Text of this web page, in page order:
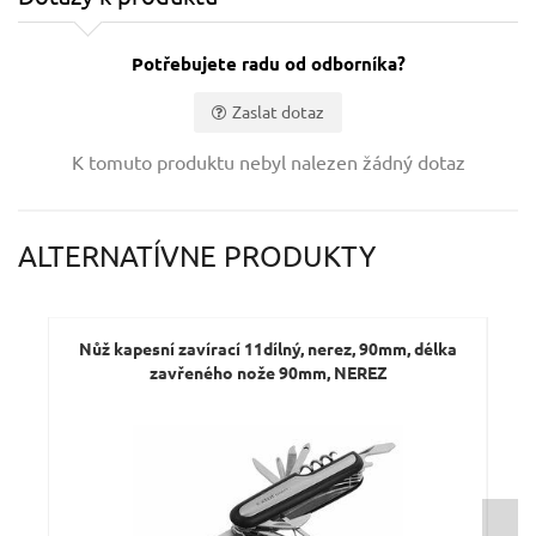
Potřebujete radu od odborníka?
Zaslat dotaz
K tomuto produktu nebyl nalezen žádný dotaz
ALTERNATÍVNE PRODUKTY
Nůž kapesní zavírací 11dílný, nerez, 90mm, délka
zavřeného nože 90mm, NEREZ